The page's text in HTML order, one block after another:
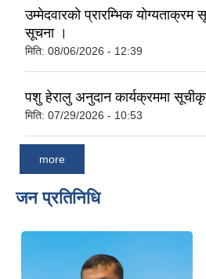
उम्मेदवारको प्रारम्भिक योग्यताक्रम
सूचना ।
मिति: 08/06/2026 - 12:39
पशु हेरालु अनुदान कार्यक्रममा
मिति: 07/29/2026 - 10:53
more
जन प्रतिनिधि